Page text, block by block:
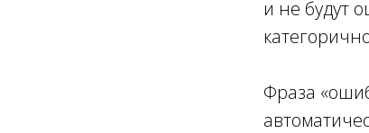
и не будут
Фраза